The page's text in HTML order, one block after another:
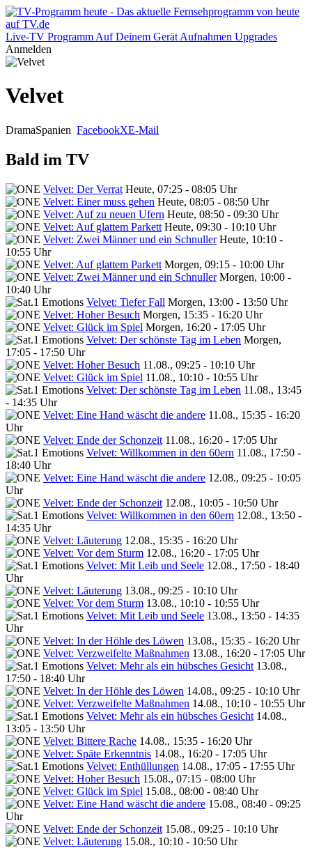
Live-TV Programm Auf Deinem Gerät Aufnahmen Upgrades
Anmelden
Velvet
DramaSpanien FacebookXE-Mail
Bald im TV
Velvet: Der Verrat Heute, 07:25 - 08:05 Uhr
Velvet: Einer muss gehen Heute, 08:05 - 08:50 Uhr
Velvet: Auf zu neuen Ufern Heute, 08:50 - 09:30 Uhr
Velvet: Auf glattem Parkett Heute, 09:30 - 10:10 Uhr
Velvet: Zwei Männer und ein Schnuller Heute, 10:10 -
10:55 Uhr
Velvet: Auf glattem Parkett Morgen, 09:15 - 10:00 Uhr
Velvet: Zwei Männer und ein Schnuller Morgen, 10:00 -
10:40 Uhr
Velvet: Tiefer Fall Morgen, 13:00 - 13:50 Uhr
Velvet: Hoher Besuch Morgen, 15:35 - 16:20 Uhr
Velvet: Glück im Spiel Morgen, 16:20 - 17:05 Uhr
Velvet: Der schönste Tag im Leben Morgen,
17:05 - 17:50 Uhr
Velvet: Hoher Besuch 11.08., 09:25 - 10:10 Uhr
Velvet: Glück im Spiel 11.08., 10:10 - 10:55 Uhr
Velvet: Der schönste Tag im Leben 11.08., 13:45
- 14:35 Uhr
Velvet: Eine Hand wäscht die andere 11.08., 15:35 - 16:20
Uhr
Velvet: Ende der Schonzeit 11.08., 16:20 - 17:05 Uhr
Velvet: Willkommen in den 60ern 11.08., 17:50 -
18:40 Uhr
Velvet: Eine Hand wäscht die andere 12.08., 09:25 - 10:05
Uhr
Velvet: Ende der Schonzeit 12.08., 10:05 - 10:50 Uhr
Velvet: Willkommen in den 60ern 12.08., 13:50 -
14:35 Uhr
Velvet: Läuterung 12.08., 15:35 - 16:20 Uhr
Velvet: Vor dem Sturm 12.08., 16:20 - 17:05 Uhr
Velvet: Mit Leib und Seele 12.08., 17:50 - 18:40
Uhr
Velvet: Läuterung 13.08., 09:25 - 10:10 Uhr
Velvet: Vor dem Sturm 13.08., 10:10 - 10:55 Uhr
Velvet: Mit Leib und Seele 13.08., 13:50 - 14:35
Uhr
Velvet: In der Höhle des Löwen 13.08., 15:35 - 16:20 Uhr
Velvet: Verzweifelte Maßnahmen 13.08., 16:20 - 17:05 Uhr
Velvet: Mehr als ein hübsches Gesicht 13.08.,
17:50 - 18:40 Uhr
Velvet: In der Höhle des Löwen 14.08., 09:25 - 10:10 Uhr
Velvet: Verzweifelte Maßnahmen 14.08., 10:10 - 10:55 Uhr
Velvet: Mehr als ein hübsches Gesicht 14.08.,
13:05 - 13:50 Uhr
Velvet: Bittere Rache 14.08., 15:35 - 16:20 Uhr
Velvet: Späte Erkenntnis 14.08., 16:20 - 17:05 Uhr
Velvet: Enthüllungen 14.08., 17:05 - 17:55 Uhr
Velvet: Hoher Besuch 15.08., 07:15 - 08:00 Uhr
Velvet: Glück im Spiel 15.08., 08:00 - 08:40 Uhr
Velvet: Eine Hand wäscht die andere 15.08., 08:40 - 09:25
Uhr
Velvet: Ende der Schonzeit 15.08., 09:25 - 10:10 Uhr
Velvet: Läuterung 15.08., 10:10 - 10:50 Uhr